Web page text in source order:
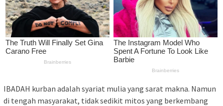
IBADAH kurban adalah syariat mulia yang sarat makna. Namun
di tengah masyarakat, tidak sedikit mitos yang berkembang